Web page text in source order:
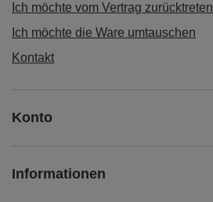
Ich möchte vom Vertrag zurücktreten
Ich möchte die Ware umtauschen
Kontakt
Konto
Informationen